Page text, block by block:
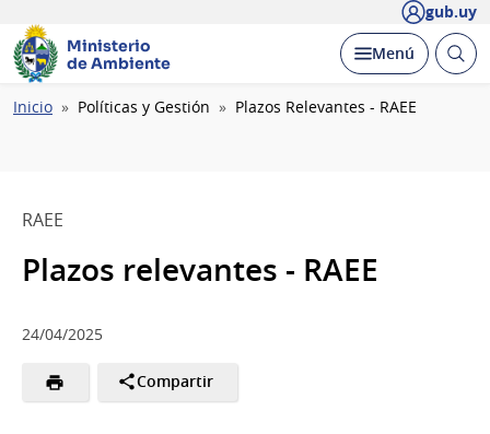
gub.uy
Ministerio
de Ambiente
Desplegar
Menú Abrir
Ruta
Inicio Políticas y Gestión Plazos Relevantes - RAEE
RAEE
Plazos relevantes - RAEE
24/04/2025
Compartir